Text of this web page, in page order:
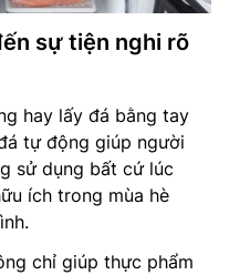
sự tiện nghi rõ
hay lấy đá bằng tay
tự động giúp người
sử dụng bất cứ lúc
ích trong mùa hè
chỉ giúp thực phẩm